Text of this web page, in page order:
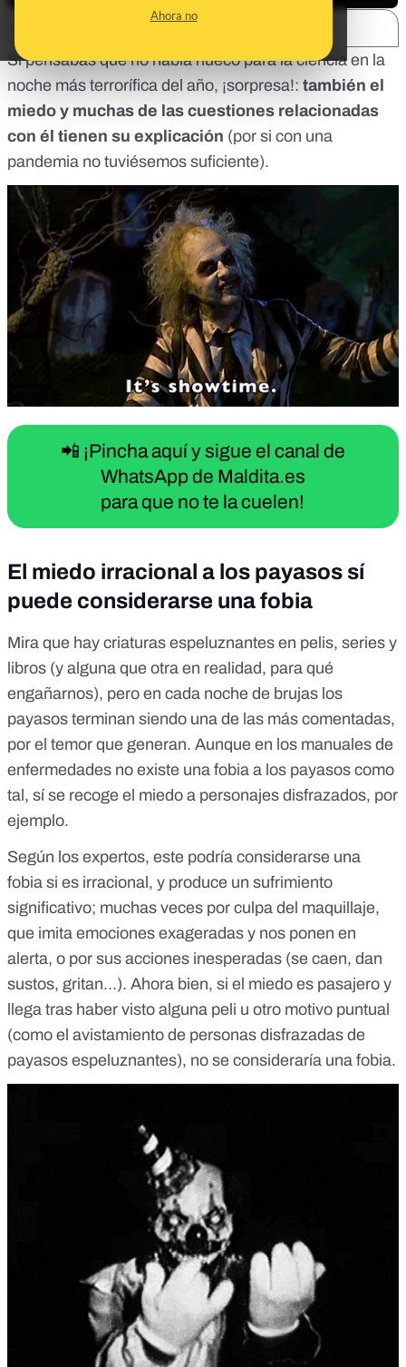
Ahora no
Si pensabas que no había hueco para la ciencia en la
noche más terrorífica del año, ¡sorpresa!: también el
miedo y muchas de las cuestiones relacionadas
con él tienen su explicación (por si con una
pandemia no tuviésemos suficiente).
📲 ¡Pincha aquí y sigue el canal de
WhatsApp de Maldita.es
para que no te la cuelen!
El miedo irracional a los payasos sí
puede considerarse una fobia
Mira que hay criaturas espeluznantes en pelis, series y
libros (y alguna que otra en realidad, para qué
engañarnos), pero en cada noche de brujas los
payasos terminan siendo una de las más comentadas,
por el temor que generan. Aunque en los manuales de
enfermedades no existe una fobia a los payasos como
tal, sí se recoge el miedo a personajes disfrazados, por
ejemplo.
Según los expertos, este podría considerarse una
fobia si es irracional, y produce un sufrimiento
significativo; muchas veces por culpa del maquillaje,
que imita emociones exageradas y nos ponen en
alerta, o por sus acciones inesperadas (se caen, dan
sustos, gritan...). Ahora bien, si el miedo es pasajero y
llega tras haber visto alguna peli u otro motivo puntual
(como el avistamiento de personas disfrazadas de
payasos espeluznantes), no se consideraría una fobia.